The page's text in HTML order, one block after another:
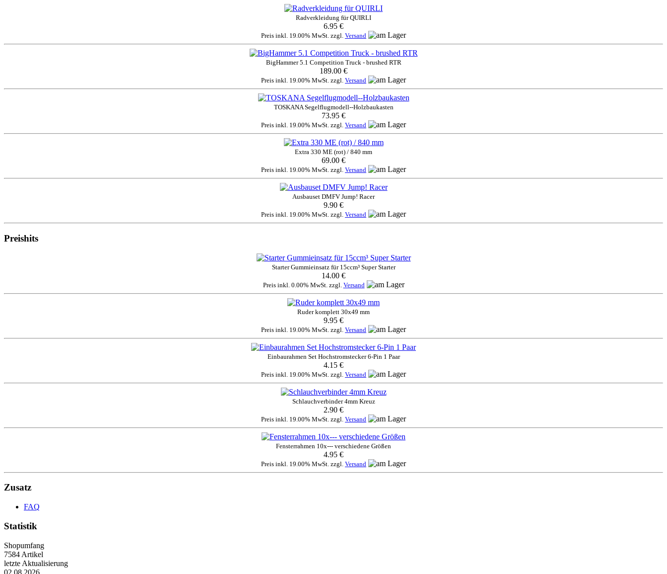
Radverkleidung für QUIRLI
6.95 €
Preis inkl. 19.00% MwSt. zzgl. Versand
BigHammer 5.1 Competition Truck - brushed RTR
189.00 €
Preis inkl. 19.00% MwSt. zzgl. Versand
TOSKANA Segelflugmodell--Holzbaukasten
73.95 €
Preis inkl. 19.00% MwSt. zzgl. Versand
Extra 330 ME (rot) / 840 mm
69.00 €
Preis inkl. 19.00% MwSt. zzgl. Versand
Ausbauset DMFV Jump! Racer
9.90 €
Preis inkl. 19.00% MwSt. zzgl. Versand
Preishits
Starter Gummieinsatz für 15ccm³ Super Starter
14.00 €
Preis inkl. 0.00% MwSt. zzgl. Versand
Ruder komplett 30x49 mm
9.95 €
Preis inkl. 19.00% MwSt. zzgl. Versand
Einbaurahmen Set Hochstromstecker 6-Pin 1 Paar
4.15 €
Preis inkl. 19.00% MwSt. zzgl. Versand
Schlauchverbinder 4mm Kreuz
2.90 €
Preis inkl. 19.00% MwSt. zzgl. Versand
Fensterrahmen 10x--- verschiedene Größen
4.95 €
Preis inkl. 19.00% MwSt. zzgl. Versand
Zusatz
FAQ
Statistik
Shopumfang
7584 Artikel
letzte Aktualisierung
02.08.2026